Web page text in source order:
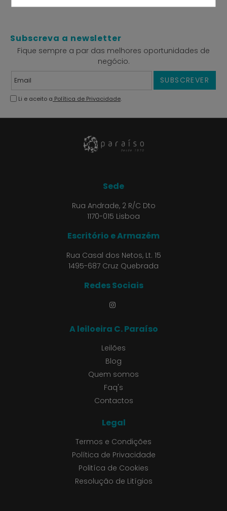
Subscreva a newsletter
Fique sempre a par das melhores oportunidades de
negócio.
SUBSCREVER
Li e aceito a Política de Privacidade.
Sede
Rua Andrade, 2 R/C Dto
1170-015 Lisboa
Escritório e Armazém
Rua Casal dos Netos, Lt. 15
1495-687 Cruz Quebrada
Redes Sociais
A leiloeira C. Paraíso
Leilões
Blog
Quem somos
Faq's
Contactos
Legal
Termos e Condições
Política de Privacidade
Politíca de Cookies
Resolução de Litígios